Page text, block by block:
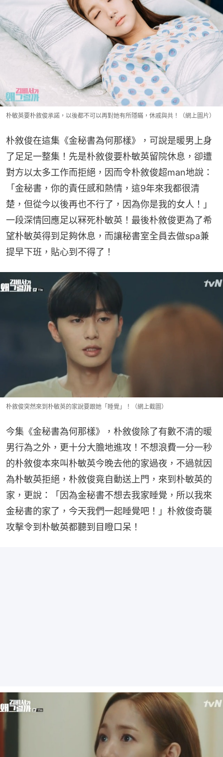
朴敏英要朴敘俊承諾，以後都不可以再對她有所隱瞞，休戚與共！（網上圖片）
朴敘俊在這集《金秘書為何那樣》，可說是暖男上身
了足足一整集！先是朴敘俊要朴敏英留院休息，卻遭
對方以太多工作而拒絕，因而令朴敘俊超man地說：
「金秘書，你的責任感和熱情，這9年來我都很清
楚，但從今以後再也不行了，因為你是我的女人！」
一段深情回應足以冧死朴敏英！最後朴敘俊更為了希
望朴敏英得到足夠休息，而讓秘書室全員去做spa兼
提早下班，貼心到不得了！
朴敘俊突然來到朴敏英的家說要跟她「睡覺」！（網上截圖）
今集《金秘書為何那樣》，朴敘俊除了有數不清的暖
男行為之外，更十分大膽地進攻！不想浪費一分一秒
的朴敘俊本來叫朴敏英今晚去他的家過夜，不過就因
為朴敏英拒絕，朴敘俊竟自動送上門，來到朴敏英的
家，更說：「因為金秘書不想去我家睡覺，所以我來
金秘書的家了，今天我們一起睡覺吧！」朴敘俊奇襲
攻擊令到朴敏英都聽到目瞪口呆！